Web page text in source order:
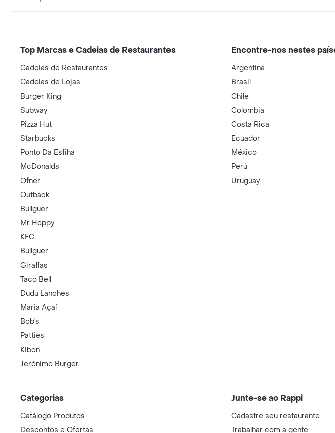
Top Marcas e Cadeias de Restaurantes
Cadeias de Restaurantes
Cadeias de Lojas
Burger King
Subway
Pizza Hut
Starbucks
Ponto Da Esfiha
McDonalds
Ofner
Outback
Bullguer
Mr Hoppy
KFC
Bullguer
Giraffas
Taco Bell
Dudu Lanches
Maria Açaí
Bob's
Patties
Kibon
Jerónimo Burger
Encontre-nos nestes
Argentina
Brasil
Chile
Colombia
Costa Rica
Ecuador
México
Perú
Uruguay
Categorias
Catálogo Produtos
Descontos e Ofertas
Junte-se ao Rappi
Cadastre seu restaurante
Trabalhar com a gente